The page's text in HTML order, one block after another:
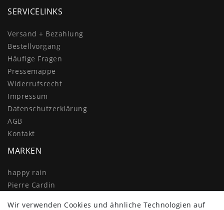
SERVICELINKS
Versand + Bezahlung
Bestellvorgang
Häufige Fragen
Pressemappe
Widerrufs­recht
Impressum
Daten­schutz­erklärung
AGB
Kontakt
MARKEN
happy rain
Pierre Cardin
Wir verwenden Cookies und ähnliche Technologien auf